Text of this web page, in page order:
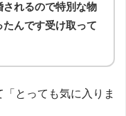
されるので特別な物
んです受け取って
とっても気に入りま